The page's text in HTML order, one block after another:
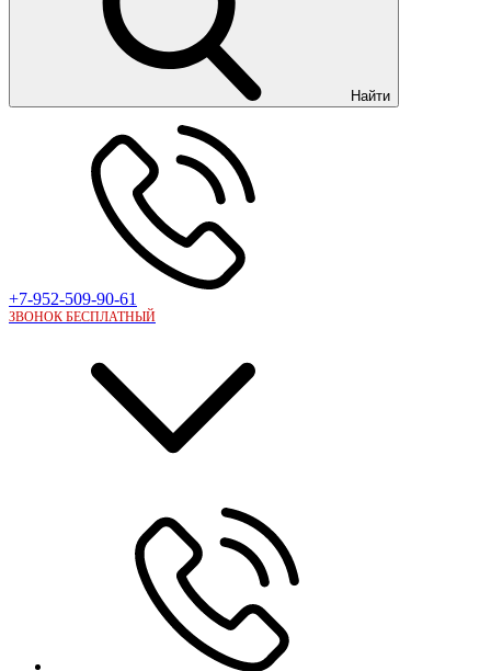
Найти
+7-952-509-90-61
ЗВОНОК БЕСПЛАТНЫЙ